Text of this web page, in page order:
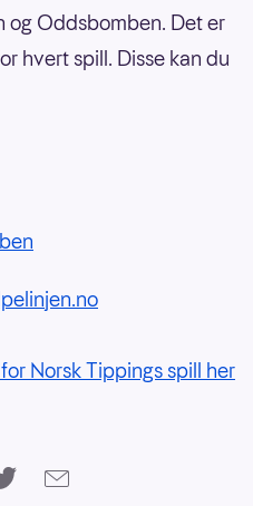
Oddsbomben. Det er
hvert spill. Disse kan du
Norsk Tippings spill her